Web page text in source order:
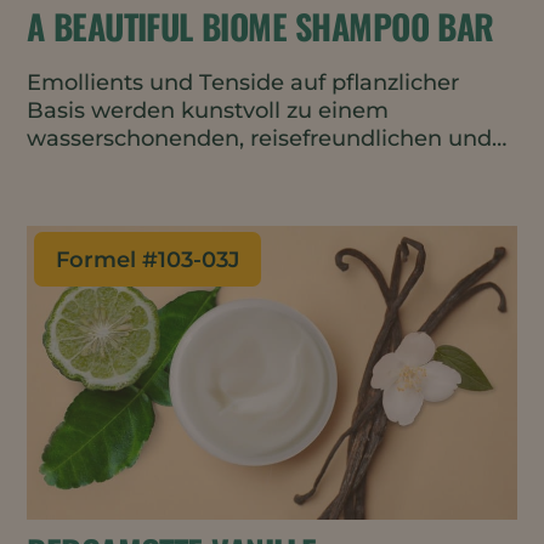
A BEAUTIFUL BIOME SHAMPOO BAR
Emollients und Tenside auf pflanzlicher
Basis werden kunstvoll zu einem
wasserschonenden, reisefreundlichen und
Erhaltung des Mikrobioms der Kopfhaut
und der natürlichen Biome der Erde
beiträgt.
Formel #103-03J